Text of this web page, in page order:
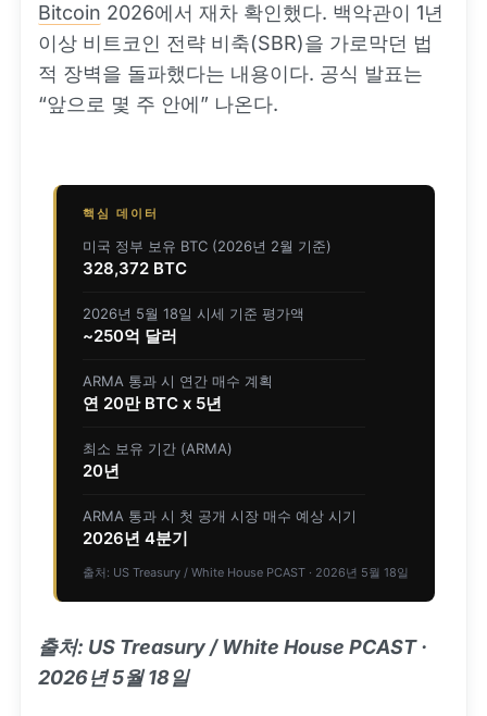
Bitcoin 2026에서 재차 확인했다. 백악관이 1년
이상 비트코인 전략 비축(SBR)을 가로막던 법
적 장벽을 돌파했다는 내용이다. 공식 발표는
“앞으로 몇 주 안에” 나온다.
핵심 데이터
미국 정부 보유 BTC (2026년 2월 기준)
328,372 BTC
2026년 5월 18일 시세 기준 평가액
~250억 달러
ARMA 통과 시 연간 매수 계획
연 20만 BTC x 5년
최소 보유 기간 (ARMA)
20년
ARMA 통과 시 첫 공개 시장 매수 예상 시기
2026년 4분기
출처: US Treasury / White House PCAST · 2026년 5월 18일
출처: US Treasury / White House PCAST ·
2026년 5월 18일